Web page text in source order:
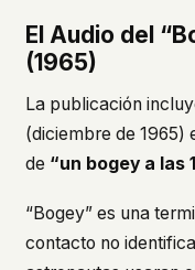
El Audio del
(1965)
La publicación
(diciembre de 1965)
de “un bogey a las
“Bogey” es una
contacto no